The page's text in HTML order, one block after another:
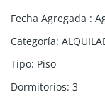
Fecha Agregada :
Categoría:
Tipo: Piso
Dormitorios: 3